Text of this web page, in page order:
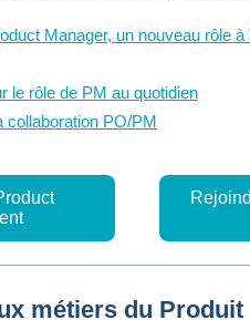
Manager, un nouveau rôle
le rôle de PM au quotidien
collaboration PO/PM
métiers du Produit